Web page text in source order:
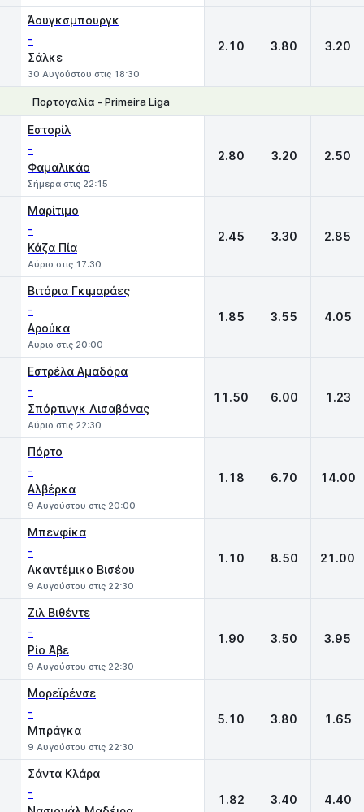
Άουγκσμπουργκ
-
Σάλκε
30 Αυγούστου στις 18:30
2.10 3.80 3.20
Πορτογαλία - Primeira Liga
Εστορίλ
-
Φαμαλικάο
Σήμερα στις 22:15
2.80 3.20 2.50
Μαρίτιμο
-
Κάζα Πία
Αύριο στις 17:30
2.45 3.30 2.85
Βιτόρια Γκιμαράες
-
Αρούκα
Αύριο στις 20:00
1.85 3.55 4.05
Εστρέλα Αμαδόρα
-
Σπόρτινγκ Λισαβόνας
Αύριο στις 22:30
11.50 6.00 1.23
Πόρτο
-
Αλβέρκα
9 Αυγούστου στις 20:00
1.18 6.70 14.00
Μπενφίκα
-
Ακαντέμικο Βισέου
9 Αυγούστου στις 22:30
1.10 8.50 21.00
Ζιλ Βιθέντε
-
Ρίο Άβε
9 Αυγούστου στις 22:30
1.90 3.50 3.95
Μορεϊρένσε
-
Μπράγκα
9 Αυγούστου στις 22:30
5.10 3.80 1.65
Σάντα Κλάρα
- 1.82 3.40 4.40